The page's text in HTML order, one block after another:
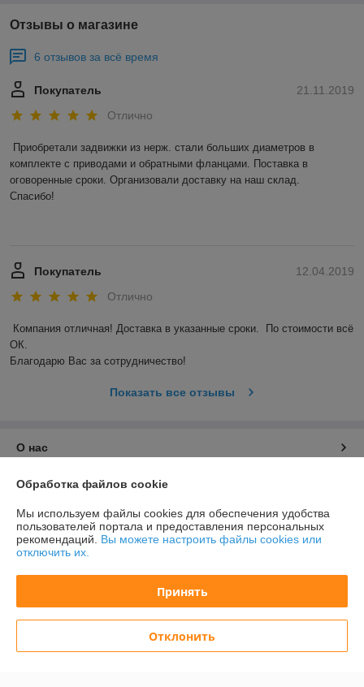
Отзывы о магазине
6 отзывов за всё время
21.11.2019
Покупатель
Отлично
Приобретали задвижки из нерж. стали больших диаметров в
комплекте с приводами и обратными фланцами. Поставка в
оговоренные сроки. Организовали доставку на наш склад.
Спасибо!
12.04.2019
Покупатель
Отлично
Компания отличная! Доставка в указанные сроки.  По стоимости всё
ОК.
Благодарю Вас за сотрудничество!
Показать все отзывы
О нас
Контакты
Доставка и оплата
Политика обработки cookies
Обработка файлов cookie
Мы используем файлы cookies для обеспечения удобства
пользователей портала и предоставления персональных
рекомендаций. Вы можете настроить файлы cookies или
отключить их.
Принять
Отклонить